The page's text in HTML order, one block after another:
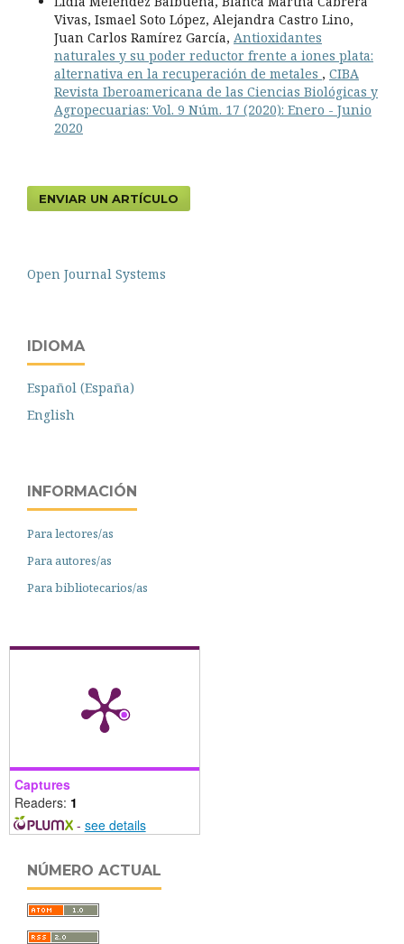
Vivas, Ismael Soto López, Alejandra Castro Lino,
Juan Carlos Ramírez García, Antioxidantes
naturales y su poder reductor frente a iones plata:
alternativa en la recuperación de metales , CIBA
Revista Iberoamericana de las Ciencias Biológicas y
Agropecuarias: Vol. 9 Núm. 17 (2020): Enero - Junio
2020
ENVIAR UN ARTÍCULO
Open Journal Systems
IDIOMA
Español (España)
English
INFORMACIÓN
Para lectores/as
Para autores/as
Para bibliotecarios/as
Captures
Readers: 1
- see details
NÚMERO ACTUAL